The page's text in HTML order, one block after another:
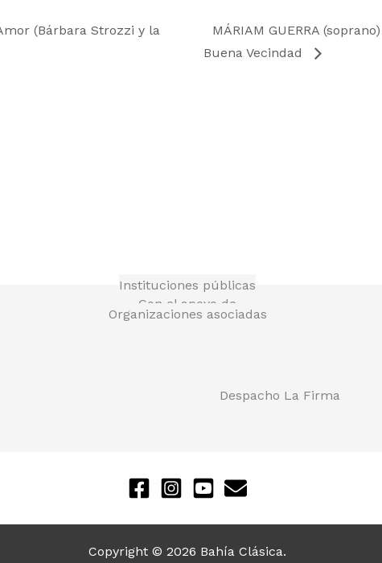
(Bárbara Strozzi y la
MÁRIAM GUERRA
Buena Vecindad
Con el apoyo de
Instituciones públicas
Organizaciones asociadas
Despacho La Firma
Copyright © 2026 Bahía Clásica.